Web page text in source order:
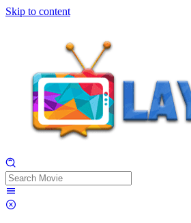
Skip to content